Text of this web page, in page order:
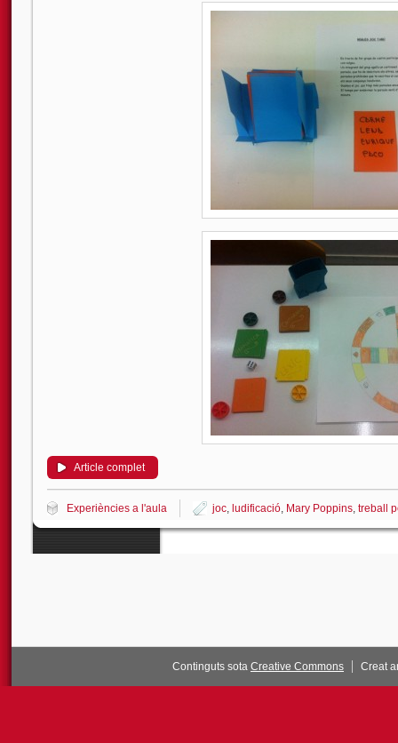
Article complet
Experiències a l'aula joc, ludificació, Mary Poppins, treball
Continguts sota Creative Commons Creat